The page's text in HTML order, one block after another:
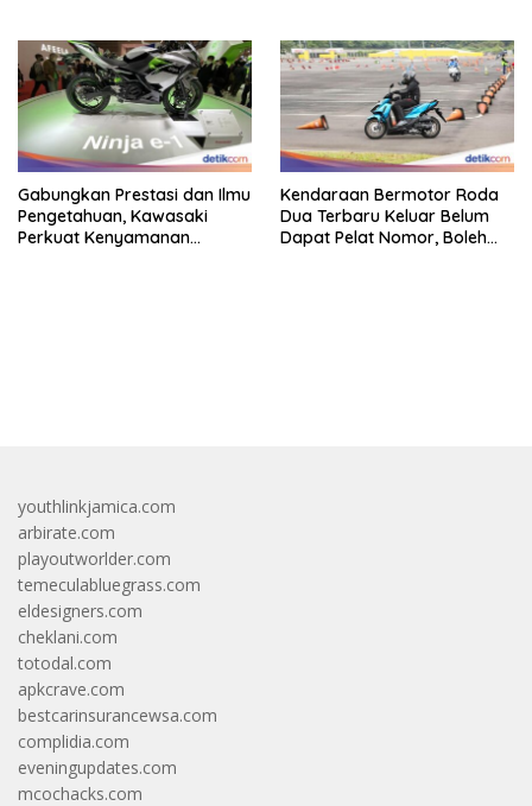
Gabungkan Prestasi dan Ilmu
Pengetahuan, Kawasaki
Perkuat Kenyamanan
Kendaraan Bermotor Roda
Dua Terbaru Keluar Belum
Dapat Pelat Nomor, Boleh
youthlinkjamica.com
arbirate.com
playoutworlder.com
temeculabluegrass.com
eldesigners.com
cheklani.com
totodal.com
apkcrave.com
bestcarinsurancewsa.com
complidia.com
eveningupdates.com
mcochacks.com